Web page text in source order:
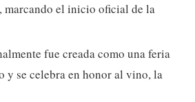
marcando el inicio oficial de la
fue creada como una feria
y se celebra en honor al vino, la